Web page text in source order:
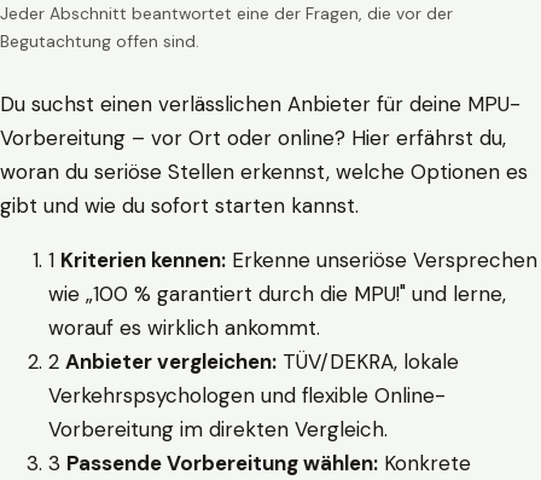
Jeder Abschnitt beantwortet eine der Fragen, die vor der
Begutachtung offen sind.
Du suchst einen verlässlichen Anbieter für deine MPU-
Vorbereitung – vor Ort oder online? Hier erfährst du,
woran du seriöse Stellen erkennst, welche Optionen es
gibt und wie du sofort starten kannst.
1 Kriterien kennen: Erkenne unseriöse Versprechen
wie „100 % garantiert durch die MPU!" und lerne,
worauf es wirklich ankommt.
2 Anbieter vergleichen: TÜV/DEKRA, lokale
Verkehrspsychologen und flexible Online-
Vorbereitung im direkten Vergleich.
3 Passende Vorbereitung wählen: Konkrete